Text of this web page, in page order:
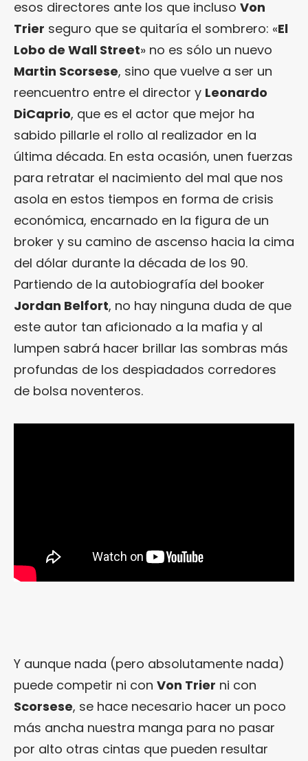
esos directores ante los que incluso Von
Trier seguro que se quitaría el sombrero: «El
Lobo de Wall Street» no es sólo un nuevo
Martin Scorsese, sino que vuelve a ser un
reencuentro entre el director y Leonardo
DiCaprio, que es el actor que mejor ha
sabido pillarle el rollo al realizador en la
última década. En esta ocasión, unen fuerzas
para retratar el nacimiento del mal que nos
asola en estos tiempos en forma de crisis
económica, encarnado en la figura de un
broker y su camino de ascenso hacia la cima
del dólar durante la década de los 90.
Partiendo de la autobiografía del booker
Jordan Belfort, no hay ninguna duda de que
este autor tan aficionado a la mafia y al
lumpen sabrá hacer brillar las sombras más
profundas de los despiadados corredores
de bolsa noventeros.
Y aunque nada (pero absolutamente nada)
puede competir ni con Von Trier ni con
Scorsese, se hace necesario hacer un poco
más ancha nuestra manga para no pasar
por alto otras cintas que pueden resultar